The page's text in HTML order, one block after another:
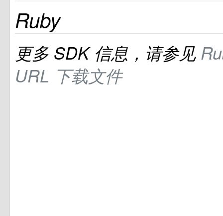
Ruby
更多 SDK 信息，请参见
URL 下载文件